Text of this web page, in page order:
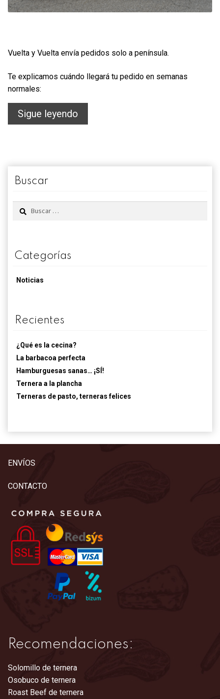
Vuelta y Vuelta envía pedidos solo a península.
Te explicamos cuándo llegará tu pedido en semanas
normales:
Sigue leyendo
Buscar
Buscar:
Categorías
Noticias
Recientes
¿Qué es la cecina?
La barbacoa perfecta
Hamburguesas sanas… ¡SÍ!
Ternera a la plancha
Terneras de pasto, terneras felices
ENVÍOS
CONTACTO
Recomendaciones:
Solomillo de ternera
Osobuco de ternera
Roast Beef de ternera